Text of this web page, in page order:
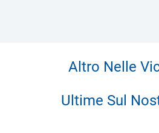
Altro Nelle
Ultime Sul